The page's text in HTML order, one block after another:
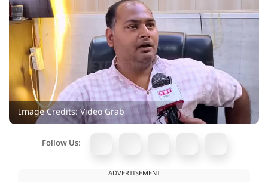
Image Credits: Video Grab
Follow Us:
ADVERTISEMENT